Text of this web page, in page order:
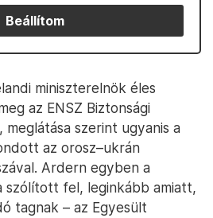
Beállítom
miniszterelnök éles
az ENSZ Biztonsági
meglátása szerint ugyanis a
az orosz–ukrán
Ardern egyben a
szólított fel, leginkább amiatt,
tagnak – az Egyesült